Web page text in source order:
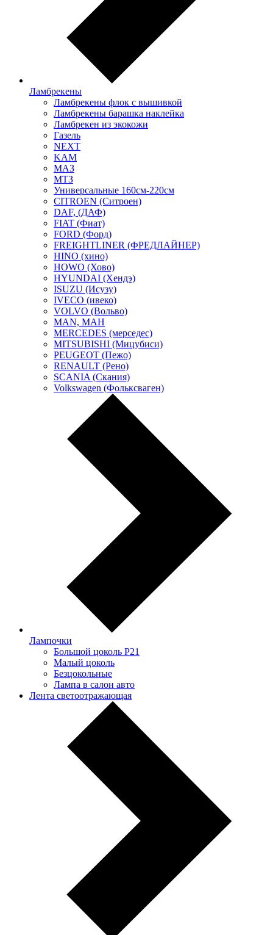
Ламбрекены
Ламбрекены флок с вышивкой
Ламбрекены барашка наклейка
Ламбрекен из экокожи
Газель
NEXT
KAM
МАЗ
МТЗ
Универсальные 160см-220см
CITROEN (Ситроен)
DAF, (ДАФ)
FIAT (Фиат)
FORD (Форд)
FREIGHTLINER (ФРЕДЛАЙНЕР)
HINO (хино)
HOWO (Хово)
HYUNDAI (Хендэ)
ISUZU (Исузу)
IVECO (ивеко)
VOLVO (Вольво)
MAN, МАН
MERCEDES (мерседес)
MITSUBISHI (Мицубиси)
PEUGEOT (Пежо)
RENAULT (Рено)
SCANIA (Скания)
Volkswagen (Фольксваген)
Лампочки
Большой цоколь P21
Малый цоколь
Безцокольные
Лампа в салон авто
Лента светоотражающая